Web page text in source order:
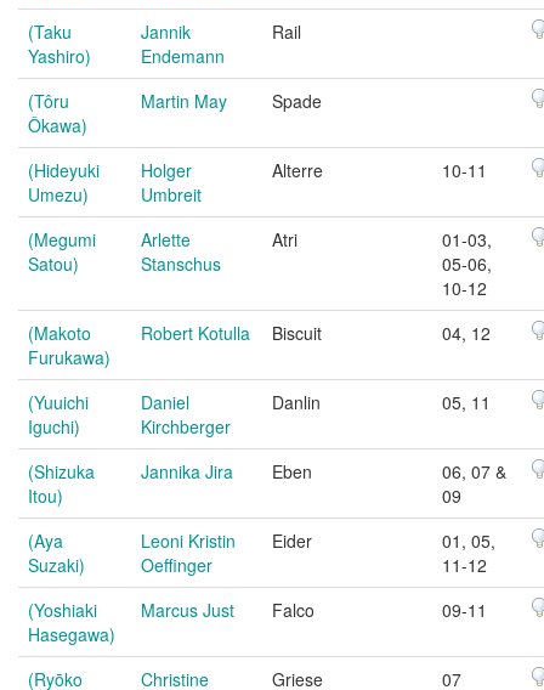
(Taku
Yashiro)
Jannik
Endemann
Rail
(Tôru
Ôkawa)
Martin May Spade
(Hideyuki
Umezu)
Holger
Umbreit
Alterre 10-11
(Megumi
Satou)
Arlette
Stanschus
Atri
01-03,
05-06,
10-12
(Makoto
Furukawa)
Robert Kotulla Biscuit 04, 12
(Yuuichi
Iguchi)
Daniel
Kirchberger
Danlin 05, 11
(Shizuka
Itou)
Jannika Jira Eben
06, 07 &
09
(Aya
Suzaki)
Leoni Kristin
Oeffinger
Eider
01, 05,
11-12
(Yoshiaki
Hasegawa)
Marcus Just Falco 09-11
(Ryōko Christine Griese 07